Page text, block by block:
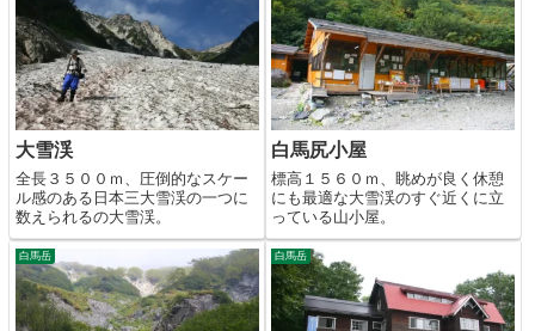
大雪渓
全長３５００ｍ、圧倒的なスケー
ル感のある日本三大雪渓の一つに
数えられるの大雪渓。
白馬尻小屋
標高１５６０ｍ、眺めが良く休憩
にも最適な大雪渓のすぐ近くに立
っている山小屋。
白馬岳 白馬岳